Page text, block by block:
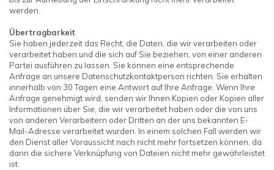
werden.
Übertragbarkeit
Sie haben jederzeit das Recht, die Daten, die wir verarbeiten oder
verarbeitet haben und die sich auf Sie beziehen, von einer anderen
Partei ausführen zu lassen. Sie können eine entsprechende
Anfrage an unsere Datenschutzkontaktperson richten. Sie erhalten
innerhalb von 30 Tagen eine Antwort auf Ihre Anfrage. Wenn Ihre
Anfrage genehmigt wird, senden wir Ihnen Kopien oder Kopien aller
Informationen über Sie, die wir verarbeitet haben oder die von uns
von anderen Verarbeitern oder Dritten an der uns bekannten E-
Mail-Adresse verarbeitet wurden. In einem solchen Fall werden wir
den Dienst aller Voraussicht nach nicht mehr fortsetzen können, da
dann die sichere Verknüpfung von Dateien nicht mehr gewährleistet
ist.